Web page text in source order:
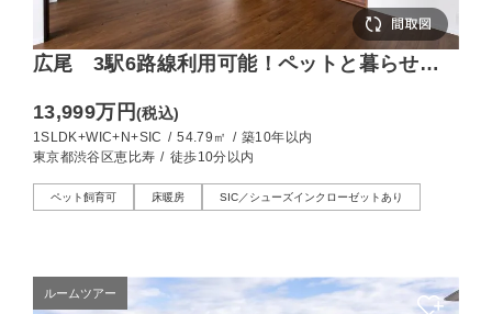
広尾 3駅6路線利用可能！ペットと暮らせる
13,999万円(税込)
1SLDK+WIC+N+SIC / 54.79㎡ / 築10年以内
東京都渋谷区恵比寿 / 徒歩10分以内
ペット飼育可 床暖房 SIC／シューズインクローゼットあり
ルームツアー